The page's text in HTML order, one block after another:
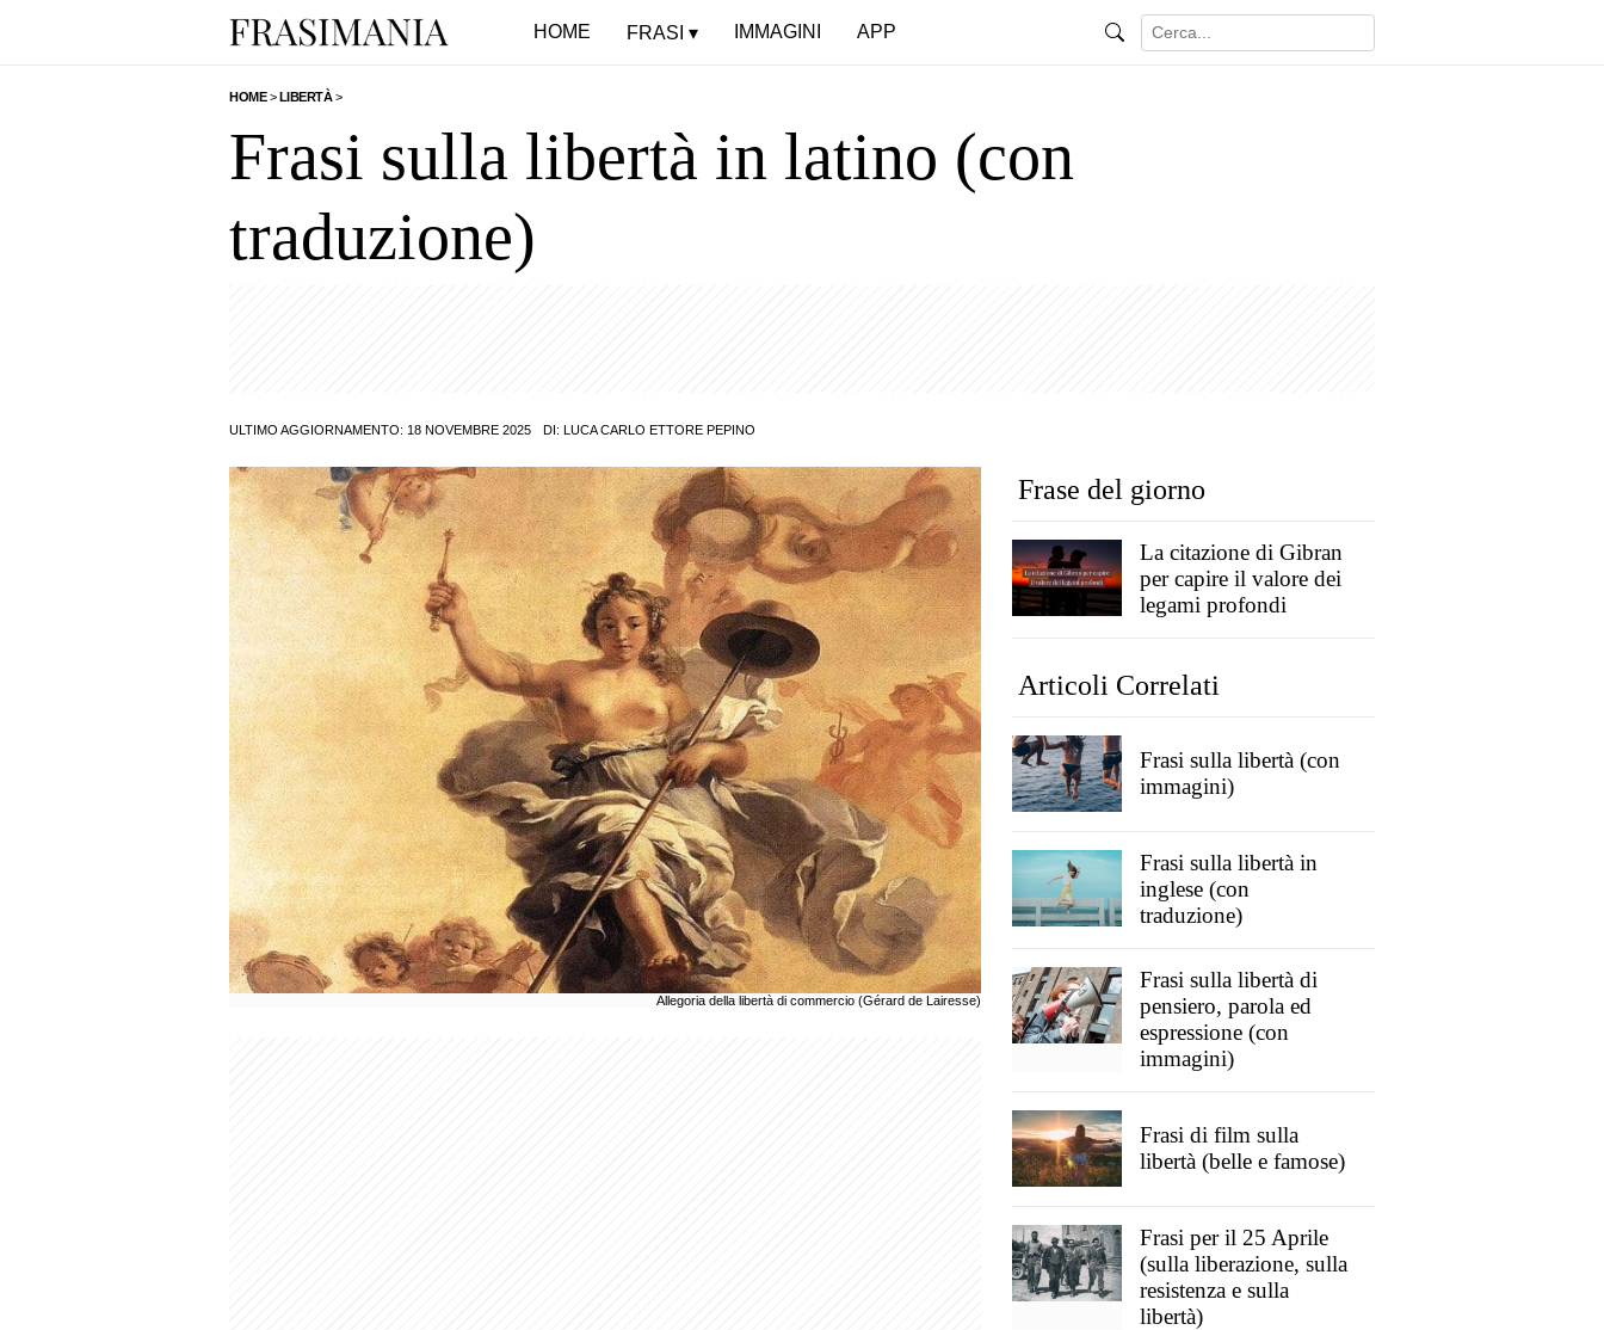
HOME FRASI IMMAGINI APP
HOME>LIBERTÀ>
Frasi sulla libertà in latino (con
traduzione)
ULTIMO AGGIORNAMENTO: 18 NOVEMBRE 2025 DI: LUCA CARLO ETTORE PEPINO
Allegoria della libertà di commercio (Gérard de Lairesse)
Frase del giorno
La citazione di Gibran
per capire il valore dei
legami profondi
Articoli Correlati
Frasi sulla libertà (con
immagini)
Frasi sulla libertà in
inglese (con
traduzione)
Frasi sulla libertà di
pensiero, parola ed
espressione (con
immagini)
Frasi di film sulla
libertà (belle e famose)
Frasi per il 25 Aprile
(sulla liberazione, sulla
resistenza e sulla
libertà)